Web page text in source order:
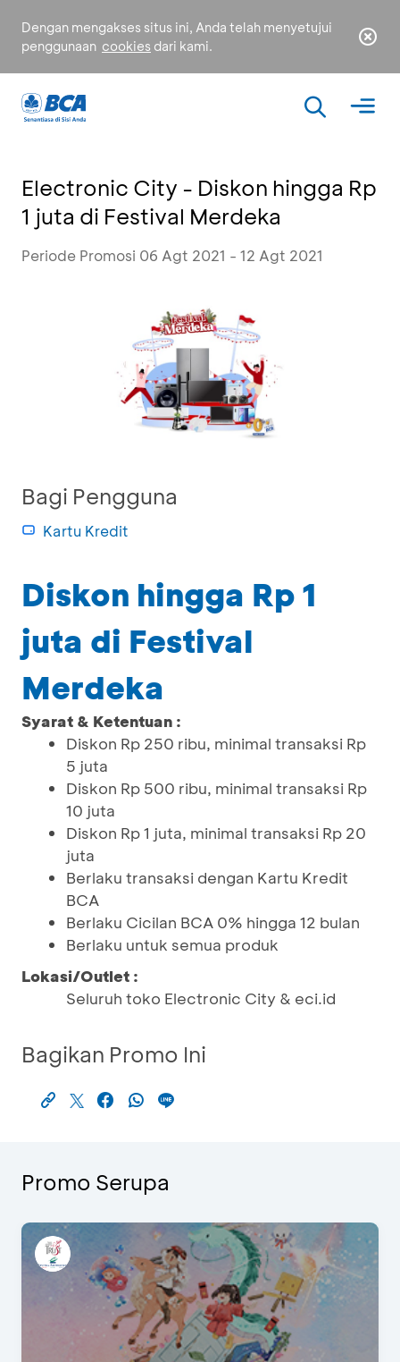
Dengan mengakses situs ini, Anda telah menyetujui
penggunaan cookies dari kami.
Electronic City - Diskon hingga Rp
1 juta di Festival Merdeka
Periode Promosi 06 Agt 2021 - 12 Agt 2021
Bagi Pengguna
Kartu Kredit
Diskon hingga Rp 1
juta di Festival
Merdeka
Syarat & Ketentuan :
Diskon Rp 250 ribu, minimal transaksi Rp
5 juta
Diskon Rp 500 ribu, minimal transaksi Rp
10 juta
Diskon Rp 1 juta, minimal transaksi Rp 20
juta
Berlaku transaksi dengan Kartu Kredit
BCA
Berlaku Cicilan BCA 0% hingga 12 bulan
Berlaku untuk semua produk
Lokasi/Outlet :
Seluruh toko Electronic City & eci.id
Bagikan Promo Ini
Promo Serupa